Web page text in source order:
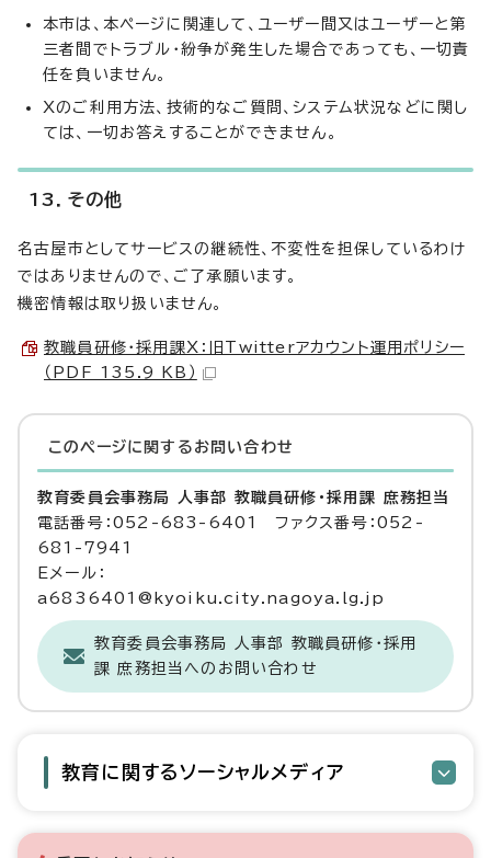
本市は、本ページに関連して、ユーザー間又はユーザーと第
三者間でトラブル・紛争が発生した場合であっても、一切責
任を負いません。
Xのご利用方法、技術的なご質問、システム状況などに関し
ては、一切お答えすることができません。
13．その他
名古屋市としてサービスの継続性、不変性を担保しているわけ
ではありませんので、ご了承願います。
機密情報は取り扱いません。
教職員研修・採用課X：旧Twitterアカウント運用ポリシー
（PDF 135.9 KB）
このページに関する お問い合わせ
教育委員会事務局 人事部 教職員研修・採用課 庶務担当
電話番号：052-683-6401 ファクス番号：052-
681-7941
Eメール：
a6836401@kyoiku.city.nagoya.lg.jp
教育委員会事務局 人事部 教職員研修・採用
課 庶務担当へのお問い合わせ
教育に関するソーシャルメディア